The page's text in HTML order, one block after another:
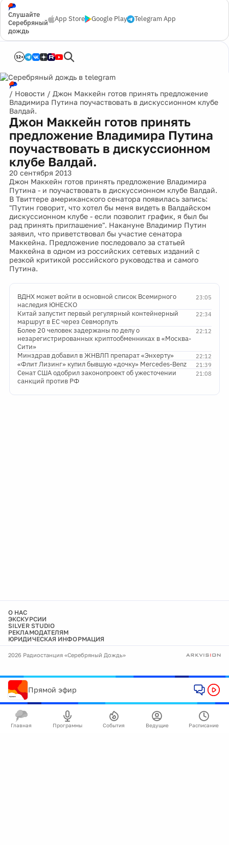
Слушайте
Серебряный
дождь
App Store Google Play Telegram App
12+
/ Новости / Джон Маккейн готов принять предложение
Владимира Путина поучаствовать в дискуссионном клубе
Валдай.
Джон Маккейн готов принять
предложение Владимира Путина
поучаствовать в дискуссионном
клубе Валдай.
20 сентября 2013
Джон Маккейн готов принять предложение Владимира
Путина - и поучаствовать в дискуссионном клубе Валдай.
В Твиттере американского сенатора появилась запись:
"Путин говорит, что хотел бы меня видеть в Валдайском
дискуссионном клубе - если позволит график, я был бы
рад принять приглашение". Накануне Владимир Путин
заявил, что приветствовал бы участие сенатора
Маккейна. Предложение последовало за статьей
Маккейна в одном из российских сетевых изданий с
резкой критикой российского руководства и самого
Путина.
23:05
ВДНХ может войти в основной список Всемирного
наследия ЮНЕСКО
22:34
Китай запустит первый регулярный контейнерный
маршрут в ЕС через Севморпуть
22:12
Более 20 человек задержаны по делу о
незарегистрированных криптообменниках в «Москва-
Сити»
22:12
Минздрав добавил в ЖНВЛП препарат «Энхерту»
21:39
«Флит Лизинг» купил бывшую «дочку» Mercedes-Benz
21:08
Сенат США одобрил законопроект об ужесточении
санкций против РФ
О НАС
ЭКСКУРСИИ
SILVER STUDIO
РЕКЛАМОДАТЕЛЯМ
ЮРИДИЧЕСКАЯ ИНФОРМАЦИЯ
2026 Радиостанция «Серебряный Дождь»
Прямой эфир
Главная Программы События Ведущие Расписание